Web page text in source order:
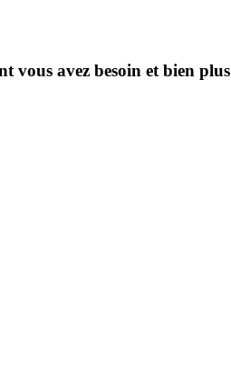
vous avez besoin et bien